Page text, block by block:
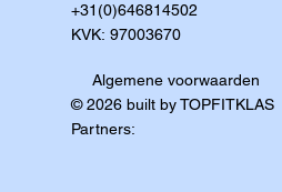
+31(0)646814502
KVK: 97003670
Algemene voorwaarden
© 2026 built by TOPFITKLAS
Partners: